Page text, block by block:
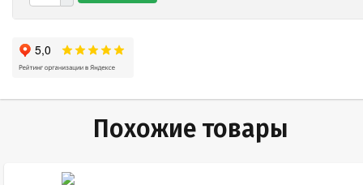
Похожие товары